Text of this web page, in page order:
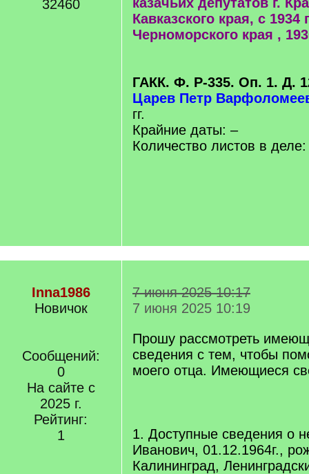
32460
Кавказского края, с 1934
Черноморского края ,
ГАКК. Ф. Р-335. Оп. 1. Д.
Царев Петр
гг.
Крайние даты: –
Количество листов в
Inna1986
Новичок
Сообщений:
0
На сайте с
2025 г.
Рейтинг:
1
7 июня 2025 10:17
7 июня 2025 10:19
Прошу рассмотреть
сведения с тем, чтобы
моего отца. Имеющиеся
1. Доступные сведения о
Иванович, 01.12.1964г.,
Калининград,